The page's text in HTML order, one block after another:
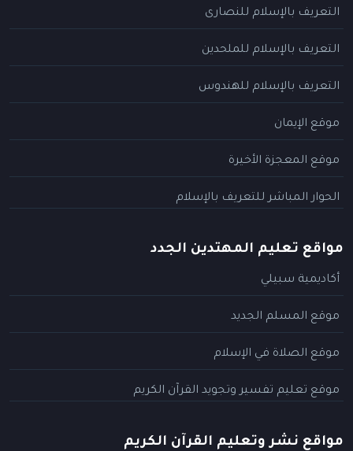
التعريف بالإسلام للنصارى
التعريف بالإسلام للملحدين
التعريف بالإسلام للهندوس
موقع الإيمان
موقع المعجزة الأخيرة
الحوار المباشر للتعريف بالإسلام
مواقع تعليم المهتدين الجدد
أكاديمية سبيلي
موقع المسلم الجديد
موقع الصلاة في الإسلام
موقع تعليم تفسير وتجويد القرآن الكريم
مواقع نشر وتعليم القرآن الكريم